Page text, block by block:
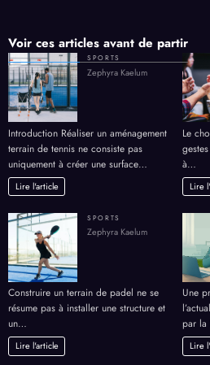
Voir ces articles avant de partir
SPORTS
Zephyra Kaelum
Introduction Réaliser un aménagement
terrain de tennis ne consiste pas
uniquement à créer une surface…
Lire l'article
Le
à…
Lire
SPORTS
Zephyra Kaelum
Construire un terrain de padel ne se
résume pas à installer une structure et
un…
Lire l'article
Une
par
Lire